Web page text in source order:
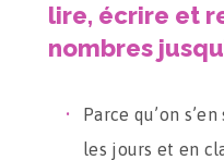
lire, écrire et
nombres
Parce qu’on
les jours et en